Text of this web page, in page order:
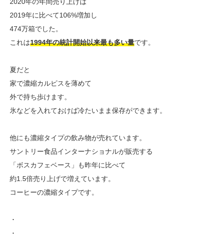
2019年に比べて106%増加し
474万箱でした。
これは1994年の統計開始以来最も多い量です。
夏だと
家で濃縮カルピスを薄めて
外で持ち歩けます。
氷などを入れておけば冷たいまま保存ができます。
他にも濃縮タイプの飲み物が売れています。
サントリー食品インターナショナルが販売する
「ボスカフェベース」も昨年に比べて
約1.5倍売り上げで増えています。
コーヒーの濃縮タイプです。
・
・